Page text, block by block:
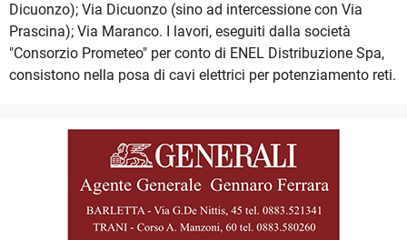
Dicuonzo); Via Dicuonzo (sino ad intercessione con Via
Prascina); Via Maranco. I lavori, eseguiti dalla società
"Consorzio Prometeo" per conto di ENEL Distribuzione Spa,
consistono nella posa di cavi elettrici per potenziamento reti.